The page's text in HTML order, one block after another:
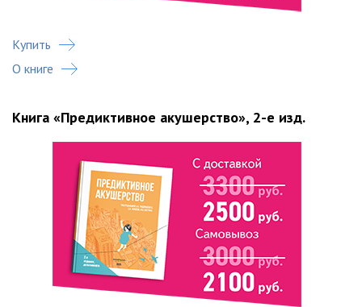
Купить
О книге
Книга «Предиктивное акушерство», 2-е изд.